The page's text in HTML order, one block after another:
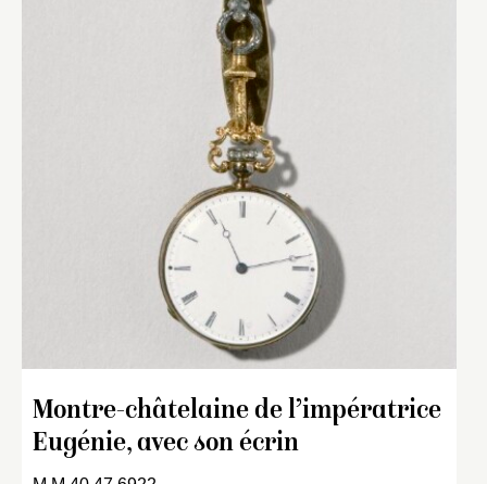
Montre-châtelaine de l’impératrice
Eugénie, avec son écrin